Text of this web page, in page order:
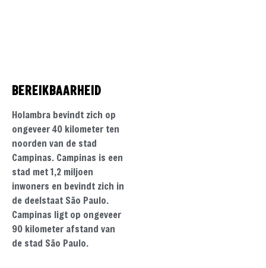
BEREIKBAARHEID
Holambra bevindt zich op
ongeveer 40 kilometer ten
noorden van de stad
Campinas. Campinas is een
stad met 1,2 miljoen
inwoners en bevindt zich in
de deelstaat São Paulo.
Campinas ligt op ongeveer
90 kilometer afstand van
de stad São Paulo.